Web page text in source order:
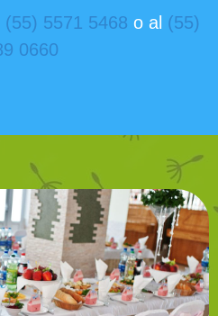
(55) 5571 5468 o al (55)
0660